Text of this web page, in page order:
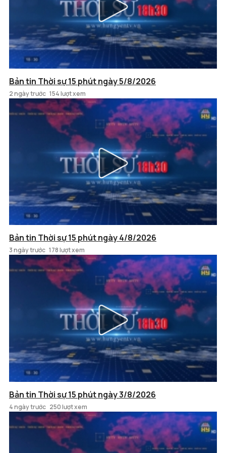
Bản tin Thời sự 15 phút ngày 5/8/2026
2 ngày trước 154 lượt xem
Bản tin Thời sự 15 phút ngày 4/8/2026
3 ngày trước 178 lượt xem
Bản tin Thời sự 15 phút ngày 3/8/2026
4 ngày trước 250 lượt xem